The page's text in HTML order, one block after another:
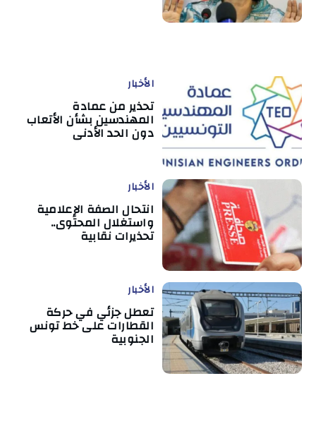
الأخبار
تحذير من عمادة
المهندسين بشأن الأتعاب
دون الحد الأدنى
الأخبار
انتحال الصفة الإعلامية
واستغلال المحتوى..
تحذيرات نقابية
الأخبار
تعطل جزئي في حركة
القطارات على خط تونس
الجنوبية